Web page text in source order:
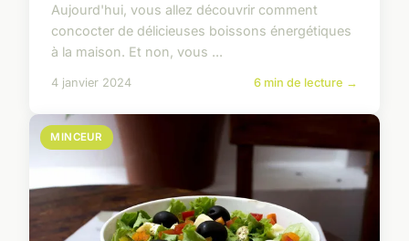
Aujourd'hui, vous allez découvrir comment
concocter de délicieuses boissons énergétiques
à la maison. Et non, vous ...
4 janvier 2024 6 min de lecture →
MINCEUR